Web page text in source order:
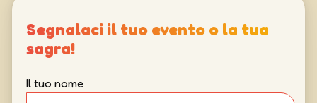
Segnalaci il tuo evento o la tua
sagra!
Il tuo nome